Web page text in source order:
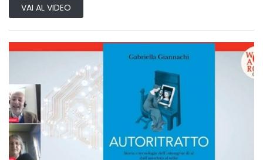
VAI AL VIDEO